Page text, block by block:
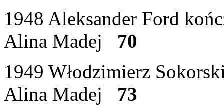
1948 Aleksander Ford
Alina Madej 70
1949 Włodzimierz
Alina Madej 73